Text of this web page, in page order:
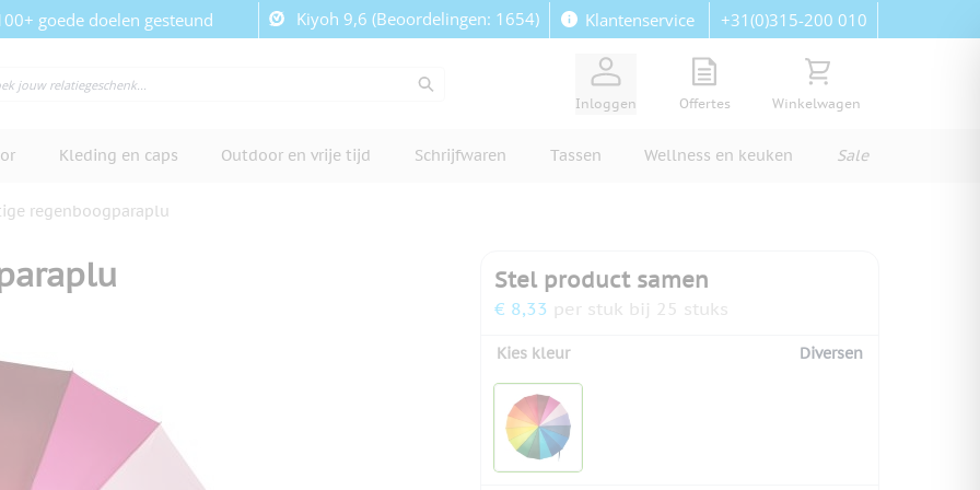
goede doelen gesteund Kiyoh 9,6 (Beoordelingen: 1654) Klantenservice +31(0)315-200 010
Inloggen
View quote, Quote is empty
Offertes
Bekijk winkelwagen,
Winkelwagen
Kleding en caps Outdoor en vrije tijd Schrijfwaren Tassen Wellness en keuken Sale
regenboogparaplu
te bekijken
Stel product samen
€ 8,33 per stuk bij 25 stuks
Kies kleur Diversen